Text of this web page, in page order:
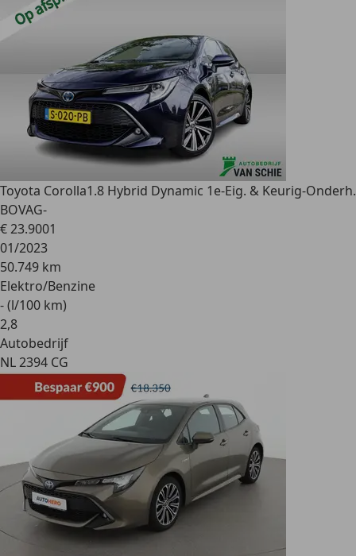
Toyota Corolla1.8 Hybrid Dynamic 1e-Eig. & Keurig-Onderh.
BOVAG-
€ 23.9001
01/2023
50.749 km
Elektro/Benzine
- (l/100 km)
2,8
Autobedrijf
NL 2394 CG